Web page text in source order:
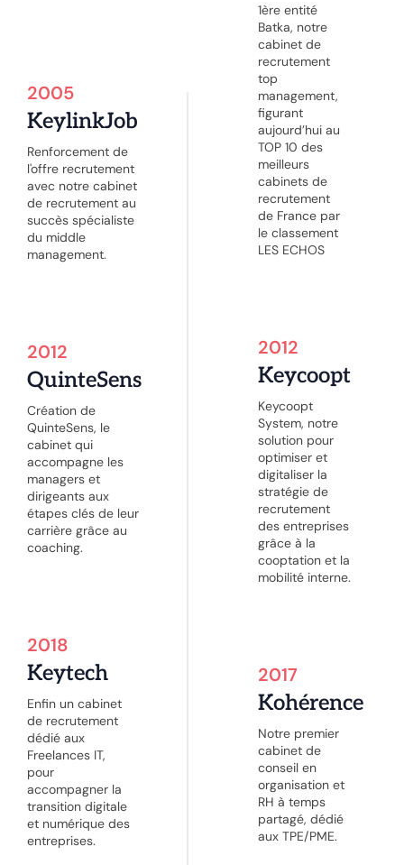
1ère entité
Batka, notre
cabinet de
recrutement
top
management,
figurant
aujourd’hui au
TOP 10 des
meilleurs
cabinets de
recrutement
de France par
le classement
LES ECHOS
2012
Keycoopt
Keycoopt
System, notre
solution pour
optimiser et
digitaliser la
stratégie de
recrutement
des entreprises
grâce à la
cooptation et la
mobilité interne.
2017
Kohérence
Notre premier
cabinet de
conseil en
organisation et
RH à temps
partagé, dédié
aux TPE/PME.
2005
KeylinkJob
Renforcement de
l'offre recrutement
avec notre cabinet
de recrutement au
succès spécialiste
du middle
management.
2012
QuinteSens
Création de
QuinteSens, le
cabinet qui
accompagne les
managers et
dirigeants aux
étapes clés de leur
carrière grâce au
coaching.
2018
Keytech
Enfin un cabinet
de recrutement
dédié aux
Freelances IT,
pour
accompagner la
transition digitale
et numérique des
entreprises.